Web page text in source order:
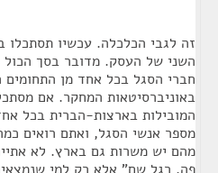
זה לגבי הכלכלה. עכשיו תסתכלו
השני של העסק. מדובר בסך
חברי הסגל בכל אחד מן התחומים
המובילות בארצות-הברית בכל
מספר אנשי הסגל, ואתם רואים
מהם יש משרות גם בארץ. לא